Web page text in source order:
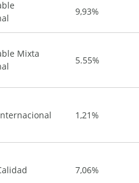
9,93%
Mixta
5.55%
1,21%
7,06%